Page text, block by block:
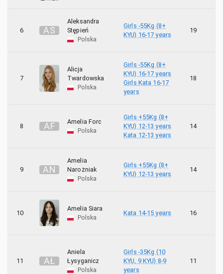
6 AS
Aleksandra
Stępień
Polska
Girls -55Kg (8+
KYU) 16-17 years
19
7
Alicja
Twardowska
Polska
Girls -55Kg (8+
KYU) 16-17 years
Girls Kata 16-17
years
18
8 AF
Amelia Forc
Polska
Girls +55Kg (8+
KYU) 12-13 years
Kata 12-13 years
14
9 AN
Amelia
Narożniak
Polska
Girls +55Kg (8+
KYU) 12-13 years
14
10
Amelia Siara
Polska
Kata 14-15 years 16
11 AŁ
Aniela
Łysyganicz
Polska
Girls -35Kg (10
KYU, 9 KYU) 8-9
years
11